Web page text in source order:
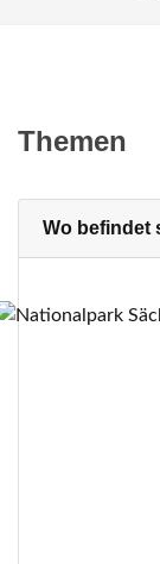
Themen
Wo befindet